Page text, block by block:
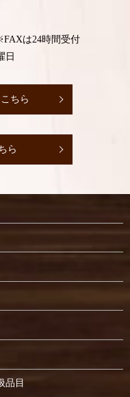
は24時間受付
日
ちら
ら
品目